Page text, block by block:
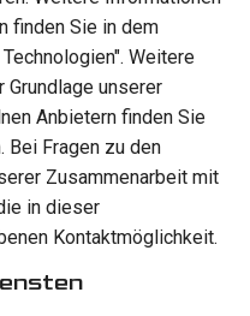
finden Sie in dem
Weitere
unserer
Anbietern finden Sie
Bei Fragen zu den
Zusammenarbeit mit
in dieser
Kontaktmöglichkeit.